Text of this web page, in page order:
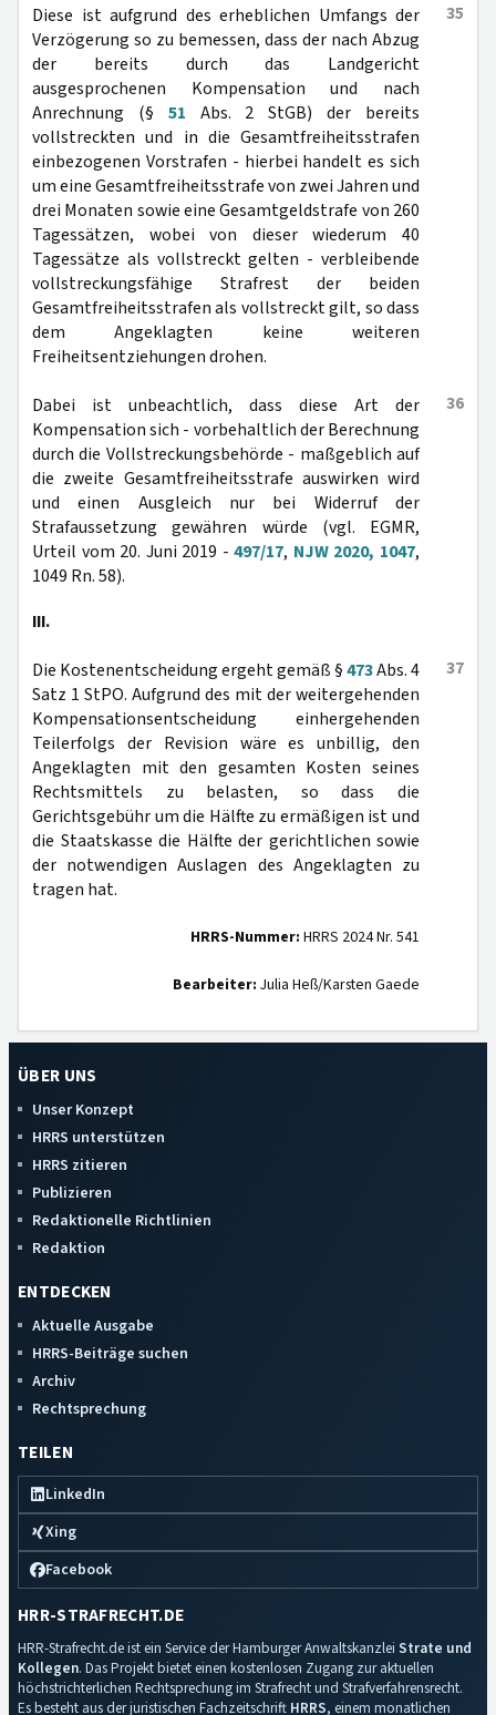
35
Diese ist aufgrund des erheblichen Umfangs der
Verzögerung so zu bemessen, dass der nach Abzug
der bereits durch das Landgericht
ausgesprochenen Kompensation und nach
Anrechnung (§ 51 Abs. 2 StGB) der bereits
vollstreckten und in die Gesamtfreiheitsstrafen
einbezogenen Vorstrafen - hierbei handelt es sich
um eine Gesamtfreiheitsstrafe von zwei Jahren und
drei Monaten sowie eine Gesamtgeldstrafe von 260
Tagessätzen, wobei von dieser wiederum 40
Tagessätze als vollstreckt gelten - verbleibende
vollstreckungsfähige Strafrest der beiden
Gesamtfreiheitsstrafen als vollstreckt gilt, so dass
dem Angeklagten keine weiteren
Freiheitsentziehungen drohen.
36
Dabei ist unbeachtlich, dass diese Art der
Kompensation sich - vorbehaltlich der Berechnung
durch die Vollstreckungsbehörde - maßgeblich auf
die zweite Gesamtfreiheitsstrafe auswirken wird
und einen Ausgleich nur bei Widerruf der
Strafaussetzung gewähren würde (vgl. EGMR,
Urteil vom 20. Juni 2019 -497/17, NJW 2020, 1047,
1049 Rn. 58).
III.
37
Die Kostenentscheidung ergeht gemäß §473Abs. 4
Satz 1 StPO. Aufgrund des mit der weitergehenden
Kompensationsentscheidung einhergehenden
Teilerfolgs der Revision wäre es unbillig, den
Angeklagten mit den gesamten Kosten seines
Rechtsmittels zu belasten, so dass die
Gerichtsgebühr um die Hälfte zu ermäßigen ist und
die Staatskasse die Hälfte der gerichtlichen sowie
der notwendigen Auslagen des Angeklagten zu
tragen hat.
HRRS-Nummer: HRRS 2024 Nr. 541
Bearbeiter: Julia Heß/Karsten Gaede
ÜBER UNS
Unser Konzept
HRRS unterstützen
HRRS zitieren
Publizieren
Redaktionelle Richtlinien
Redaktion
ENTDECKEN
Aktuelle Ausgabe
HRRS-Beiträge suchen
Archiv
Rechtsprechung
TEILEN
LinkedIn
Xing
Facebook
HRR-STRAFRECHT.DE
HRR-Strafrecht.de ist ein Service der Hamburger Anwaltskanzlei Strate und
Kollegen. Das Projekt bietet einen kostenlosen Zugang zur aktuellen
höchstrichterlichen Rechtsprechung im Strafrecht und Strafverfahrensrecht.
Es besteht aus der juristischen Fachzeitschrift HRRS, einem monatlichen